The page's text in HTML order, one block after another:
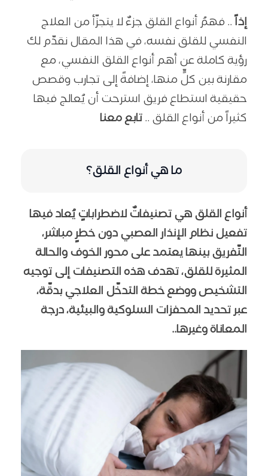
إذاً .. فهمُ أنواع القلق جزءٌ لا يتجزّأ من العلاج
النفسي للقلق نفسه، في هذا المقال نقدّم لك
رؤية كاملة عن أهم أنواع القلق النفسي، مع
مقارنة بين كلٍّ منها، إضافةً إلى تجارب وقصص
حقيقية استطاع فريق استرحت أن يُعالج فيها
كثيراً من أنواع القلق .. تابع معنا
ما هي أنواع القلق؟
أنواع القلق هي تصنيفاتٌ لاضطراباتٍ يُعاد فيها
تفعيل نظام الإنذار العصبي دون خطرٍ مباشر،
التّفريق بينها يعتمد على محور الخوف والحالة
المثيرة للقلق، تهدف هذه التصنيفات إلى توجيه
التشخيص ووضع خطة التدخّل العلاجي بدقّة،
عبر تحديد المحفزات السلوكية والبيئية، درجة
المعاناة وغيرها..